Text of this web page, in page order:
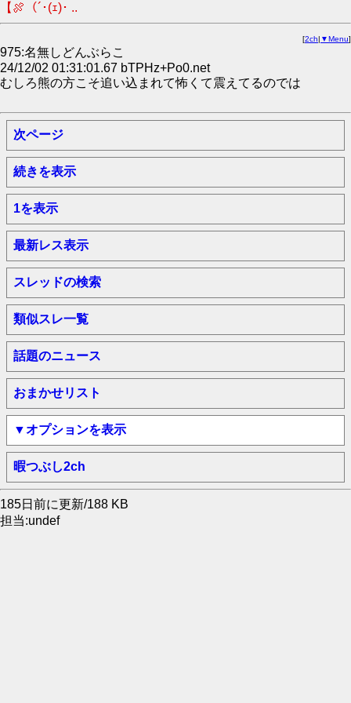
【🍖（´･(ｪ)･ ..
[2ch| ▼Menu]
975:名無しどんぶらこ
24/12/02 01:31:01.67 bTPHz+Po0.net
むしろ熊の方こそ追い込まれて怖くて震えてるのでは
次ページ
続きを表示
1を表示
最新レス表示
スレッドの検索
類似スレ一覧
話題のニュース
おまかせリスト
▼オプションを表示
暇つぶし2ch
185日前に更新/188 KB
担当:undef